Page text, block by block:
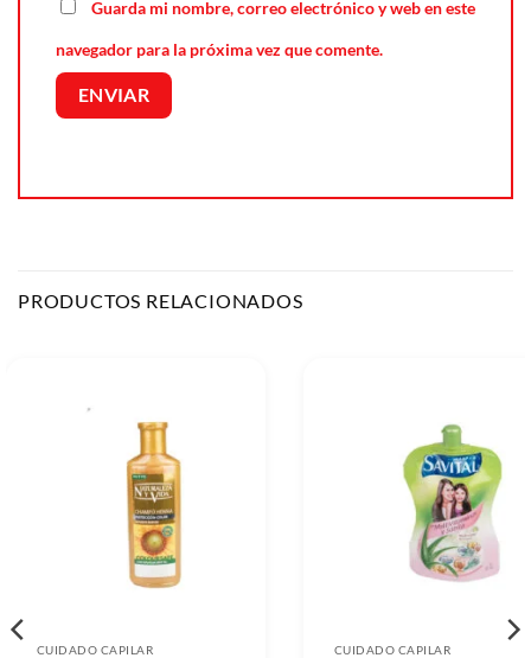
Guarda mi nombre, correo electrónico y web en este
navegador para la próxima vez que comente.
PRODUCTOS RELACIONADOS
CUIDADO CAPILAR CUIDADO CAPILAR